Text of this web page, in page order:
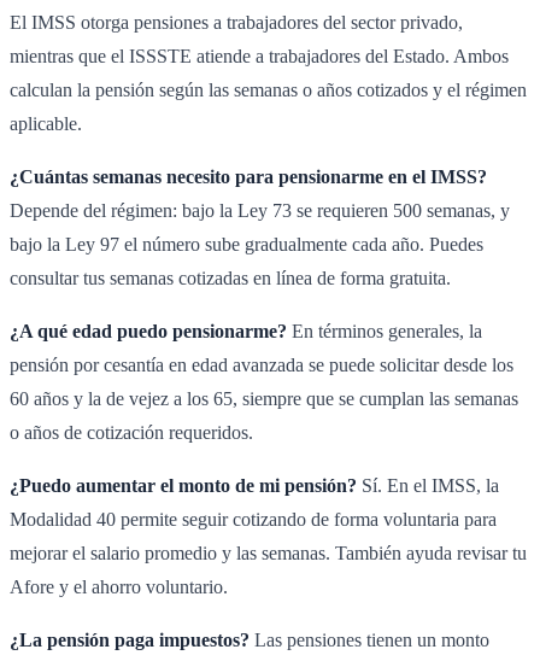
El IMSS otorga pensiones a trabajadores del sector privado,
mientras que el ISSSTE atiende a trabajadores del Estado. Ambos
calculan la pensión según las semanas o años cotizados y el régimen
aplicable.
¿Cuántas semanas necesito para pensionarme en el IMSS?
Depende del régimen: bajo la Ley 73 se requieren 500 semanas, y
bajo la Ley 97 el número sube gradualmente cada año. Puedes
consultar tus semanas cotizadas en línea de forma gratuita.
¿A qué edad puedo pensionarme? En términos generales, la
pensión por cesantía en edad avanzada se puede solicitar desde los
60 años y la de vejez a los 65, siempre que se cumplan las semanas
o años de cotización requeridos.
¿Puedo aumentar el monto de mi pensión? Sí. En el IMSS, la
Modalidad 40 permite seguir cotizando de forma voluntaria para
mejorar el salario promedio y las semanas. También ayuda revisar tu
Afore y el ahorro voluntario.
¿La pensión paga impuestos? Las pensiones tienen un monto